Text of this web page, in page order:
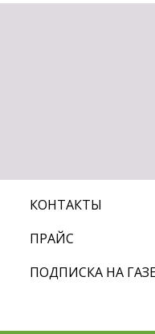
КОНТАКТЫ
ПРАЙС
ПОДПИСКА НА